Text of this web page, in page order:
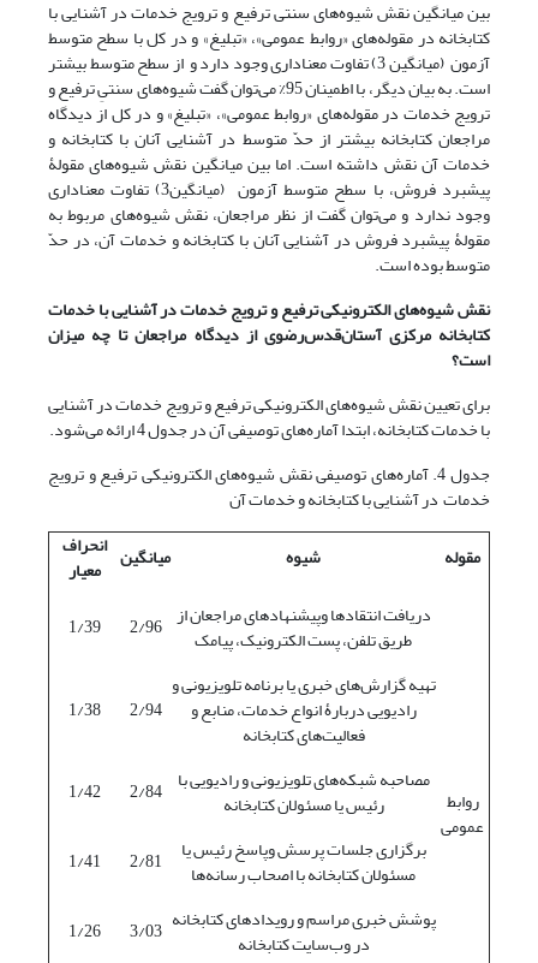
بین میانگین نقش شیوه‌های سنتی ترفیع و ترویج خدمات در آشنایی با
کتابخانه در مقوله‌های «روابط عمومی»، «تبلیغ» و در کل با سطح متوسط
آزمون (میانگین 3) تفاوت معناداری وجود دارد و از سطح متوسط بیشتر
است. به بیان دیگر، با اطمینان 95% می‌توان گفت شیوه‌های سنتیِ ترفیع و
ترویج خدمات در مقوله‌های «روابط عمومی»، «تبلیغ» و در کل از دیدگاه
مراجعان کتابخانه بیشتر از حدّ متوسط در آشنایی آنان با کتابخانه و
خدمات آن نقش داشته است. اما بین میانگین نقش شیوه‌های مقولۀ
پیشبرد فروش، با سطح متوسط آزمون (میانگین3) تفاوت معناداری
وجود ندارد و می‌توان گفت از نظر مراجعان، نقش شیوه‌های مربوط به
مقولۀ پیشبرد فروش در آشنایی آنان با کتابخانه و خدمات آن، در حدّ
متوسط بوده است.
نقش شیوه‌های الکترونیکی ترفیع و ترویج خدمات در آشنایی با خدمات
کتابخانه مرکزی آستانقدسرضوی از دیدگاه مراجعان تا چه میزان
است؟
برای تعیین نقش شیوه‌های الکترونیکی ترفیع و ترویج خدمات در آشنایی
با خدمات کتابخانه، ابتدا آماره‌های توصیفی آن در جدول 4 ارائه می‌شود.
جدول 4. آماره‌های توصیفی نقش شیوه‌های الکترونیکی ترفیع و ترویج
خدمات در آشنایی با کتابخانه و خدمات آن
مقوله
شیوه میانگین انحراف
معیار
روابط
عمومی
دریافت انتقادها وپیشنهادهای مراجعان از
طریق تلفن، پست الکترونیک، پیامک 2/96
1/39
تهیه گزارش‌های خبری یا برنامه تلویزیونی و
رادیویی دربارۀ انواع خدمات، منابع و
فعالیت‌های کتابخانه
2/94
1/38
مصاحبه شبکه‌های تلویزیونی و رادیویی با
رئیس یا مسئولان کتابخانه 2/84
1/42
برگزاری جلسات پرسش وپاسخ رئیس یا
مسئولان کتابخانه با اصحاب رسانه‌ها 2/81
1/41
پوشش خبری مراسم و رویدادهای کتابخانه
در وب‌سایت کتابخانه 3/03
1/26